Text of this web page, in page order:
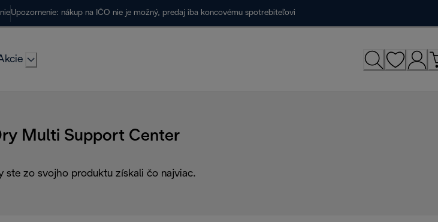
Upozornenie: nákup na IČO nie je možný, predaj iba koncovému spotrebiteľovi
Multi Support Center
ste zo svojho produktu získali čo najviac.